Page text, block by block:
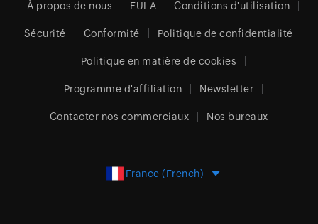
À propos de nous EULA Conditions d'utilisation
Sécurité Conformité Politique de confidentialité
Politique en matière de cookies
Programme d'affiliation Newsletter
Contacter nos commerciaux Nos bureaux
France (French)